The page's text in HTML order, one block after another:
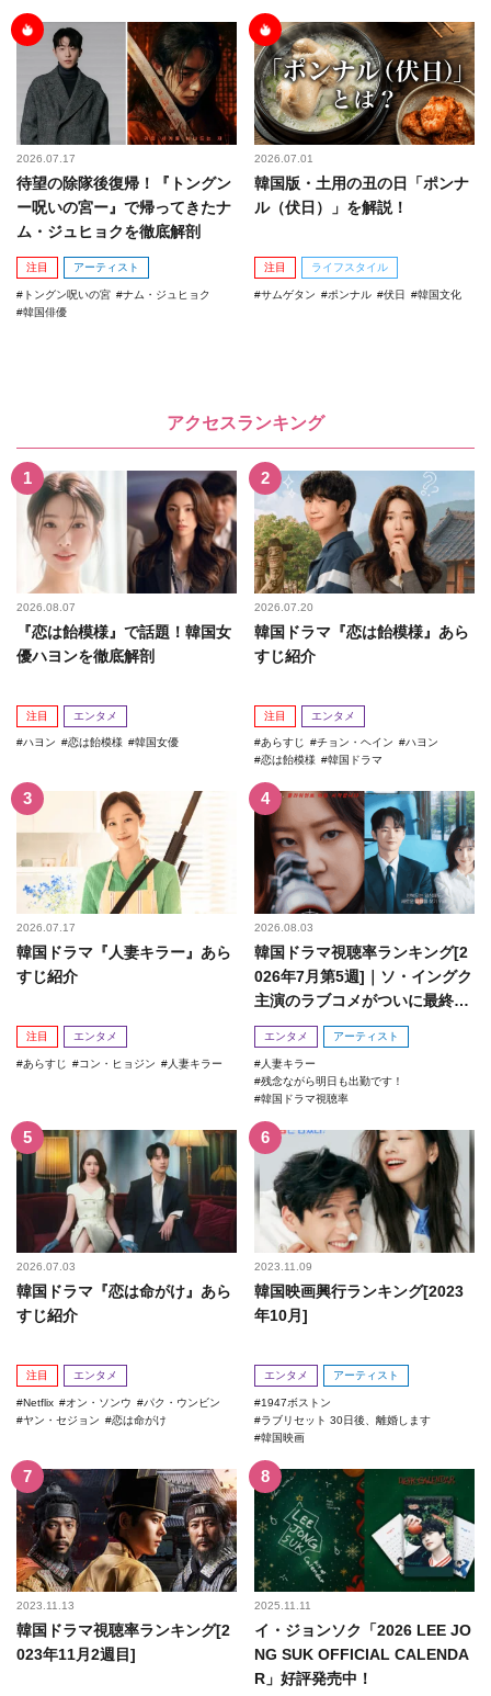
2026.07.17
待望の除隊後復帰！『トングン
ー呪いの宮ー』で帰ってきたナ
ム・ジュヒョクを徹底解剖
注目 アーティスト
トングン呪いの宮
ナム・ジュヒョク
韓国俳優
2026.07.01
韓国版・土用の丑の日「ポンナ
ル（伏日）」を解説！
注目 ライフスタイル
サムゲタン ポンナル 伏日 韓国文化
アクセスランキング
2026.08.07
『恋は飴模様』で話題！韓国女
優ハヨンを徹底解剖
注目 エンタメ
ハヨン 恋は飴模様 韓国女優
2026.07.20
韓国ドラマ『恋は飴模様』あら
すじ紹介
注目 エンタメ
あらすじ チョン・ヘイン
ハヨン
恋は飴模様
韓国ドラマ
2026.07.17
韓国ドラマ『人妻キラー』あら
すじ紹介
注目 エンタメ
あらすじ コン・ヒョジン 人妻キラー
2026.08.03
韓国ドラマ視聴率ランキング[2
026年7月第5週]｜ソ・イングク
主演のラブコメがついに最終
回！
エンタメ アーティスト
人妻キラー
残念ながら明日も出勤です！
韓国ドラマ視聴率
2026.07.03
韓国ドラマ『恋は命がけ』あら
すじ紹介
注目 エンタメ
Netflix オン・ソンウ
パク・ウンビン
ヤン・セジョン
恋は命がけ
2023.11.09
韓国映画興行ランキング[2023
年10月]
エンタメ アーティスト
1947ボストン
ラブリセット 30日後、離婚します
韓国映画
2023.11.13
韓国ドラマ視聴率ランキング[2
023年11月2週目]
2025.11.11
イ・ジョンソク「2026 LEE JO
NG SUK OFFICIAL CALENDA
R」好評発売中！